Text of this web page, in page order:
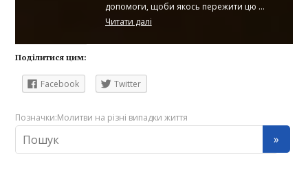
допомоги, щоби якось пережити цю ...
Читати далі
Поділитися цим:
Facebook Twitter
Позначки:Молитви на різні випадки життя